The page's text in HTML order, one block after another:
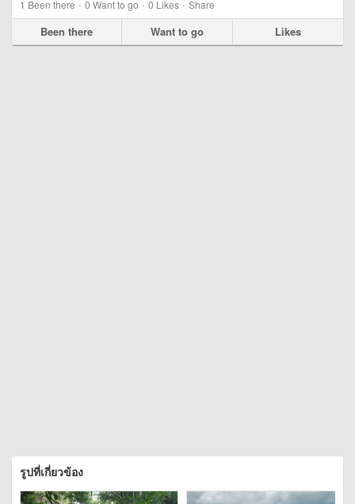
1 Been there · 0 Want to go · 0 Likes · Share
Been there Want to go Likes
รูปที่เกี่ยวข้อง